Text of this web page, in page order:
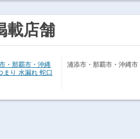
載店舗
・那覇市・沖縄
まり 水漏れ 蛇口
浦添市・那覇市・沖縄市